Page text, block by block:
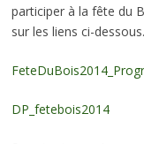
participer à la fête du
sur les liens ci-dessous.
DP_fetebois2014